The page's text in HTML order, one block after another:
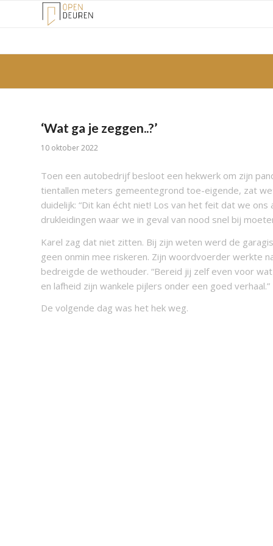
‘Wat ga je zeggen..?’
10 oktober 2022
Toen een autobedrijf besloot een hekwerk om zijn
tientallen meters gemeentegrond toe-eigende, zat
duidelijk: “Dit kan écht niet! Los van het feit dat we
drukleidingen waar we in geval van nood snel bij
Karel zag dat niet zitten. Bij zijn weten werd de
geen onmin mee riskeren. Zijn woordvoerder werkte
bedreigde de wethouder. “Bereid jij zelf even voor
en lafheid zijn wankele pijlers onder een goed verhaal.”
De volgende dag was het hek weg.